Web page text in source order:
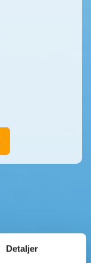
Detaljer